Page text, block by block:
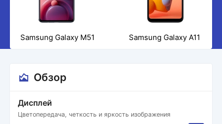
Samsung Galaxy M51 Samsung Galaxy A11
Обзор
Дисплей
Цветопередача, четкость и яркость изображения